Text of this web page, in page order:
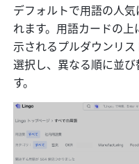
デフォルトで用語の人
れます。用語カードの上
示されるプルダウンリス
選択し、異なる順に並
す。